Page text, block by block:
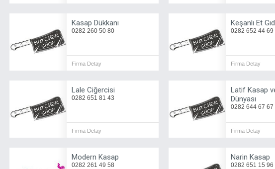
Kasap Dükkanı
0282 260 50 80
Firma Detay
Keşanlı Et
0282 652 44 69
Firma Detay
Lale Ciğercisi
0282 651 81 43
Firma Detay
Latif Kasap
Dünyası
0282 644 67 67
Firma Detay
Modern Kasap
0282 261 49 58
Narin Kasap
0282 651 15 96